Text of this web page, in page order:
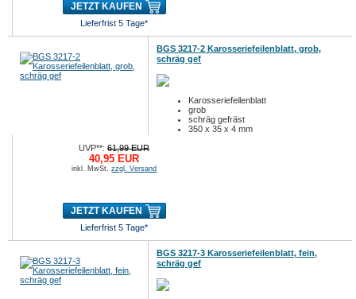
JETZT KAUFEN
Lieferfrist 5 Tage*
BGS 3217-2 Karosseriefeilenblatt, grob,
schräg gef
Karosseriefeilenblatt
grob
schräg gefräst
350 x 35 x 4 mm
UVP**:61,99 EUR
40,95 EUR
inkl. MwSt.zzgl. Versand
JETZT KAUFEN
Lieferfrist 5 Tage*
BGS 3217-3 Karosseriefeilenblatt, fein,
schräg gef